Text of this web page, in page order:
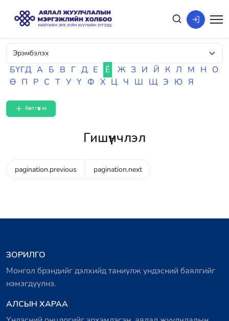
БҮГД А Б В Г Д Е Ё Ж З И Й К Л М Н О
Ө П Р С Т У Ү Ф Х Ц Ч Ш Щ Э Ю Я
Бүртгүүлэх
Гишүүнчлэл
pagination.previous pagination.next
ЗОРИЛГО
Монгол брэндийг дэлхийд таниулж үндэсний баялгийг
нэмэгдүүлнэ.
АЛСЫН ХАРАА